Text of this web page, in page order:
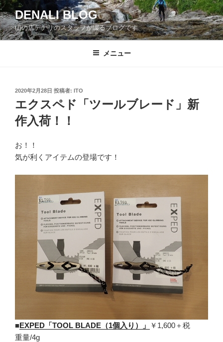
コ
ン
テ
ン
DENALI BLOG
山の店デナリのスタッフが綴るブログです
メニュー
投
日:
2020年2月28日 投稿者: ITO
エクスペド「ツールブレード」新
作入荷！！
お！！
気が利くアイテムの登場です！
■EXPED「TOOL BLADE（1個入り）」
￥1,600＋税
重量/4g